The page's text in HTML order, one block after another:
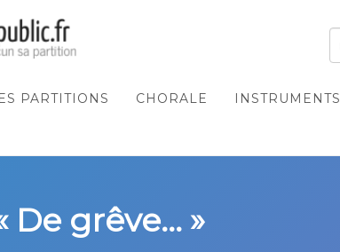
PARTITIONS CHORALE INSTRUMENTS
grêve... »